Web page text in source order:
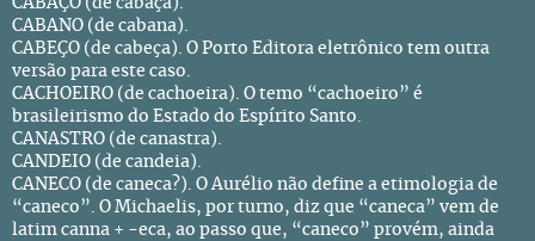
CABAÇO (de cabaça).
CABANO (de cabana).
CABEÇO (de cabeça). O Porto Editora eletrônico tem outra
versão para este caso.
CACHOEIRO (de cachoeira). O temo “cachoeiro” é
brasileirismo do Estado do Espírito Santo.
CANASTRO (de canastra).
CANDEIO (de candeia).
CANECO (de caneca?). O Aurélio não define a etimologia de
“caneco”. O Michaelis, por turno, diz que “caneca” vem de
latim canna + -eca, ao passo que, “caneco” provém, ainda